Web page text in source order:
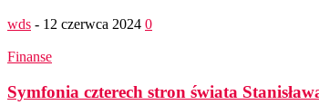
wds - 12 czerwca 2024 0
Finanse
Symfonia czterech stron świata